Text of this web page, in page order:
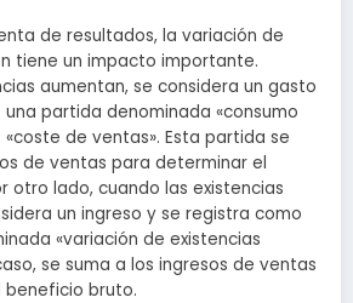
de resultados, la variación de
tiene un impacto importante.
aumentan, se considera un gasto
partida denominada «consumo
de ventas». Esta partida se
de ventas para determinar el
otro lado, cuando las existencias
un ingreso y se registra como
«variación de existencias
se suma a los ingresos de ventas
bruto.